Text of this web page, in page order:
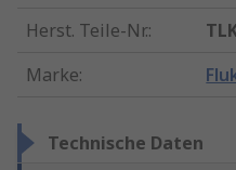
Herst. Teile-Nr.:
Marke:
Technische Daten